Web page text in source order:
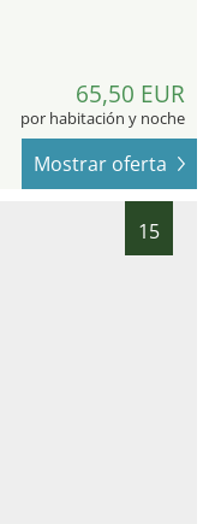
65,50 EUR
por habitación y noche
Mostrar oferta
15